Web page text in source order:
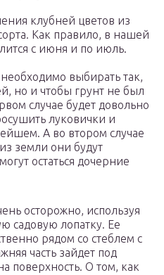
клубней цветов из
Как правило, в нашей
с июня и по июль.
выбирать так,
но и чтобы грунт не был
случае будет довольно
луковички и
А во втором случае
земли они будут
остаться дочерние
осторожно, используя
садовую лопатку. Ее
рядом со стеблем с
часть зайдет под
поверхность. О том, как